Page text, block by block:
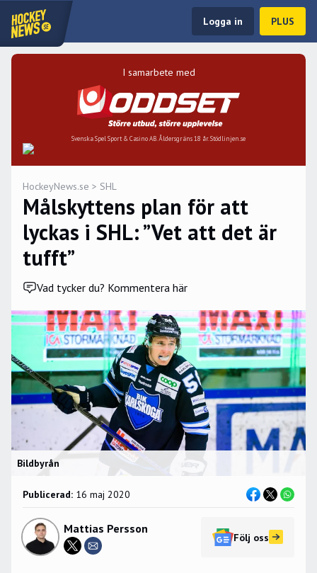
Logga in PLUS
I samarbete med
Svenska Spel Sport & Casino AB. Åldersgräns 18 år. Stödlinjen.se
HockeyNews.se > SHL
Målskyttens plan för att
lyckas i SHL: ”Vet att det är
tufft”
Vad tycker du? Kommentera här
Bildbyrån
Publicerad: 16 maj 2020
Mattias Persson
Följ oss